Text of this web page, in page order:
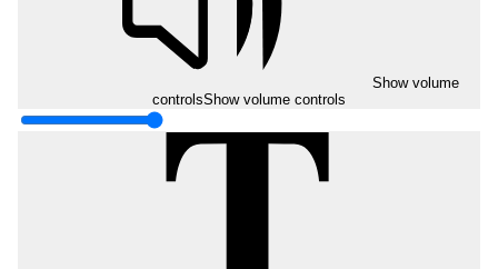
Show volume
controlsShow volume controls